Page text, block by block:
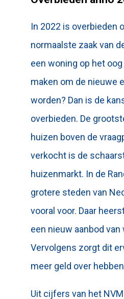
In 2022 is overbieden
normaalste zaak van
een woning op het
maken om de nieuwe
worden? Dan is de
overbieden. De
huizen boven de
verkocht is de
huizenmarkt. In de
grotere steden van
vooral voor. Daar
een nieuw aanbod van
Vervolgens zorgt dit
meer geld over
Uit cijfers van het